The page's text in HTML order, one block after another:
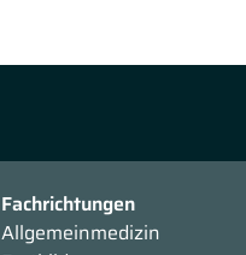
Fachrichtungen
Allgemeinmedizin